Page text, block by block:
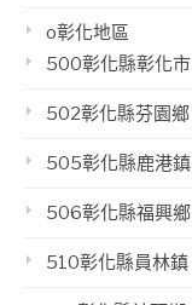
o彰化地區
500彰化縣彰化市
502彰化縣芬園鄉
505彰化縣鹿港鎮
506彰化縣福興鄉
510彰化縣員林鎮